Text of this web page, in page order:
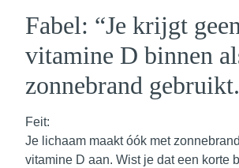
Fabel: “Je krijgt
vitamine D binnen
zonnebrand
Feit:
Je lichaam maakt óók met
vitamine D aan. Wist je dat een korte